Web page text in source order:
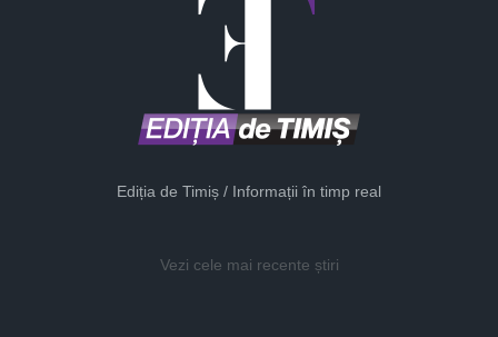
Ediția de Timiș / Informații în timp real
Vezi cele mai recente știri